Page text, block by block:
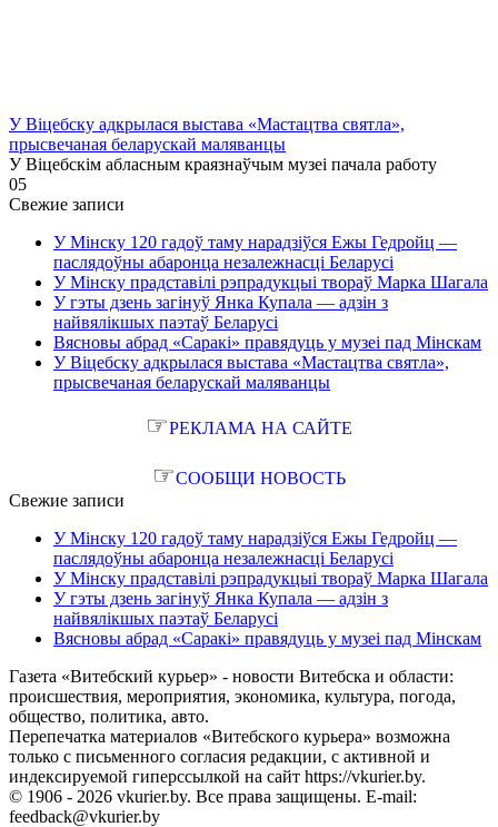
У Віцебску адкрылася выстава «Мастацтва святла»,
прысвечаная беларускай маляванцы
У Віцебскім абласным краязнаўчым музеі пачала работу
05
Свежие записи
У Мінску 120 гадоў таму нарадзіўся Ежы Гедройц —
паслядоўны абаронца незалежнасці Беларусі
У Мінску прадставілі рэпрадукцыі твораў Марка Шагала
У гэты дзень загінуў Янка Купала — адзін з
найвялікшых паэтаў Беларусі
Вясновы абрад «Саракі» правядуць у музеі пад Мінскам
У Віцебску адкрылася выстава «Мастацтва святла»,
прысвечаная беларускай маляванцы
☞РЕКЛАМА НА САЙТЕ
☞СООБЩИ НОВОСТЬ
Свежие записи
У Мінску 120 гадоў таму нарадзіўся Ежы Гедройц —
паслядоўны абаронца незалежнасці Беларусі
У Мінску прадставілі рэпрадукцыі твораў Марка Шагала
У гэты дзень загінуў Янка Купала — адзін з
найвялікшых паэтаў Беларусі
Вясновы абрад «Саракі» правядуць у музеі пад Мінскам
Газета «Витебский курьер» - новости Витебска и области:
происшествия, мероприятия, экономика, культура, погода,
общество, политика, авто.
Перепечатка материалов «Витебского курьера» возможна
только с письменного согласия редакции, с активной и
индексируемой гиперссылкой на сайт https://vkurier.by.
© 1906 - 2026 vkurier.by. Все права защищены. E-mail:
feedback@vkurier.by